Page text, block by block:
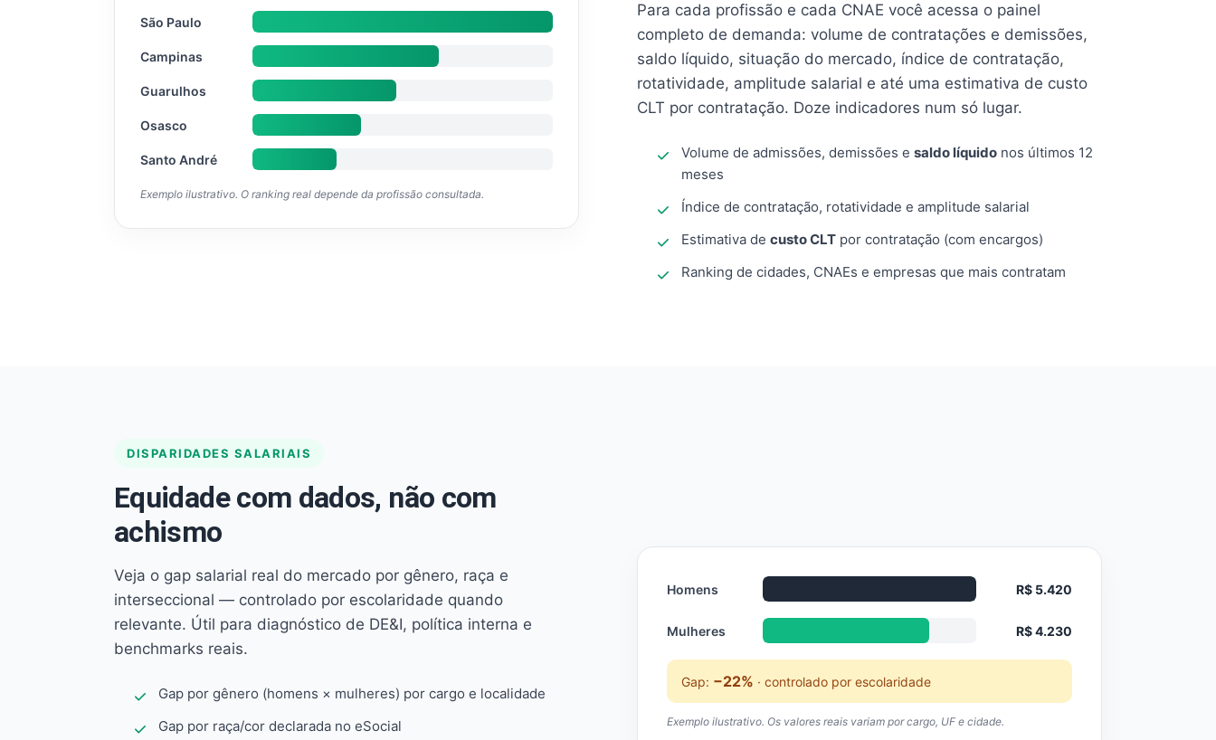
Para cada profissão e cada CNAE você acessa o painel
completo de demanda: volume de contratações e demissões,
saldo líquido, situação do mercado, índice de contratação,
rotatividade, amplitude salarial e até uma estimativa de custo
CLT por contratação. Doze indicadores num só lugar.
Volume de admissões, demissões e saldo líquido nos últimos 12
meses
Índice de contratação, rotatividade e amplitude salarial
Estimativa de custo CLT por contratação (com encargos)
Ranking de cidades, CNAEs e empresas que mais contratam
São Paulo
Campinas
Guarulhos
Osasco
Santo André
Exemplo ilustrativo. O ranking real depende da profissão consultada.
DISPARIDADES SALARIAIS
Equidade com dados, não com
achismo
Veja o gap salarial real do mercado por gênero, raça e
interseccional — controlado por escolaridade quando
relevante. Útil para diagnóstico de DE&I, política interna e
benchmarks reais.
Gap por gênero (homens × mulheres) por cargo e localidade
Gap por raça/cor declarada no eSocial
Homens R$ 5.420
Mulheres R$ 4.230
Gap: −22% · controlado por escolaridade
Exemplo ilustrativo. Os valores reais variam por cargo, UF e cidade.